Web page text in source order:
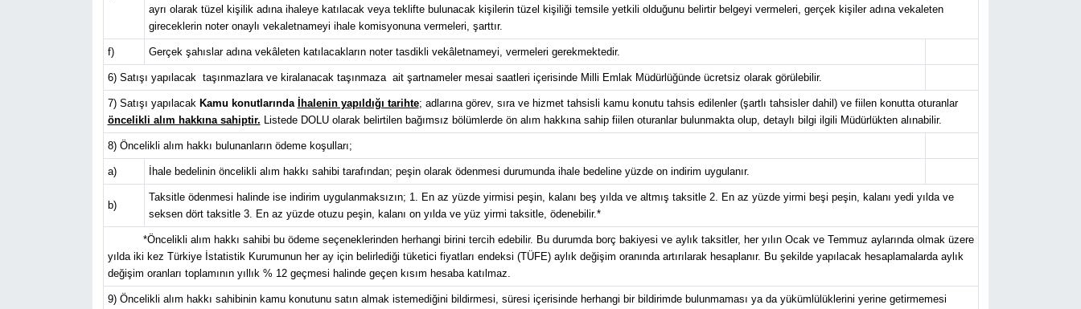
ayrı olarak tüzel kişilik adına ihaleye katılacak veya teklifte bulunacak kişilerin tüzel kişiliği temsile yetkili olduğunu belirtir belgeyi vermeleri, gerçek kişiler adına vekaleten
gireceklerin noter onaylı vekaletnameyi ihale komisyonuna vermeleri, şarttır.
f) Gerçek şahıslar adına vekâleten katılacakların noter tasdikli vekâletnameyi, vermeleri gerekmektedir.
6) Satışı yapılacak taşınmazlara ve kiralanacak taşınmaza ait şartnameler mesai saatleri içerisinde Milli Emlak Müdürlüğünde ücretsiz olarak görülebilir.
7) Satışı yapılacak Kamu konutlarında İhalenin yapıldığı tarihte; adlarına görev, sıra ve hizmet tahsisli kamu konutu tahsis edilenler (şartlı tahsisler dahil) ve fiilen konutta oturanlar
öncelikli alım hakkına sahiptir. Listede DOLU olarak belirtilen bağımsız bölümlerde ön alım hakkına sahip fiilen oturanlar bulunmakta olup, detaylı bilgi ilgili Müdürlükten alınabilir.
8) Öncelikli alım hakkı bulunanlarınödeme koşulları;
a) İhale bedelinin öncelikli alım hakkı sahibi tarafından; peşin olarak ödenmesi durumunda ihale bedeline yüzde on indirim uygulanır.
b)
Taksitle ödenmesi halinde ise indirim uygulanmaksızın; 1. En az yüzde yirmisi peşin, kalanı beş yılda ve altmış taksitle 2. En az yüzde yirmi beşi peşin, kalanı yedi yılda ve
seksen dört taksitle 3. En az yüzde otuzu peşin, kalanı on yılda ve yüz yirmi taksitle, ödenebilir.*
*Öncelikli alım hakkı sahibi bu ödeme seçeneklerinden herhangi birini tercih edebilir. Bu durumda borç bakiyesi ve aylık taksitler, her yılın Ocak ve Temmuz aylarında olmak üzere
yılda iki kez Türkiye İstatistik Kurumunun her ay için belirlediği tüketici fiyatları endeksi (TÜFE) aylık değişim oranında artırılarak hesaplanır. Bu şekilde yapılacak hesaplamalarda aylık
değişim oranları toplamının yıllık % 12 geçmesi halinde geçen kısım hesaba katılmaz.
9) Öncelikli alım hakkı sahibinin kamu konutunu satın almak istemediğini bildirmesi, süresi içerisinde herhangi bir bildirimde bulunmaması ya da yükümlülüklerini yerine getirmemesi